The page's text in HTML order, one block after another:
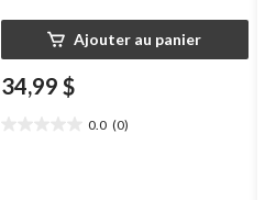
Ajouter au panier
34,99 $
0.0 (0)